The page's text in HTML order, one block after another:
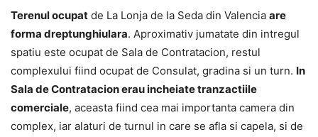
Terenul ocupat de La Lonja de la Seda din Valencia are
forma dreptunghiulara. Aproximativ jumatate din intregul
spatiu este ocupat de Sala de Contratacion, restul
complexului fiind ocupat de Consulat, gradina si un turn. In
Sala de Contratacion erau incheiate tranzactiile
comerciale, aceasta fiind cea mai importanta camera din
complex, iar alaturi de turnul in care se afla si capela, si de